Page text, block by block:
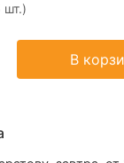
шт.)
В